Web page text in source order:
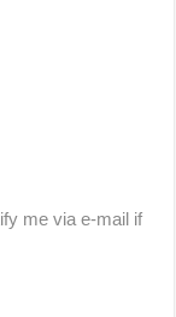
me via e-mail if